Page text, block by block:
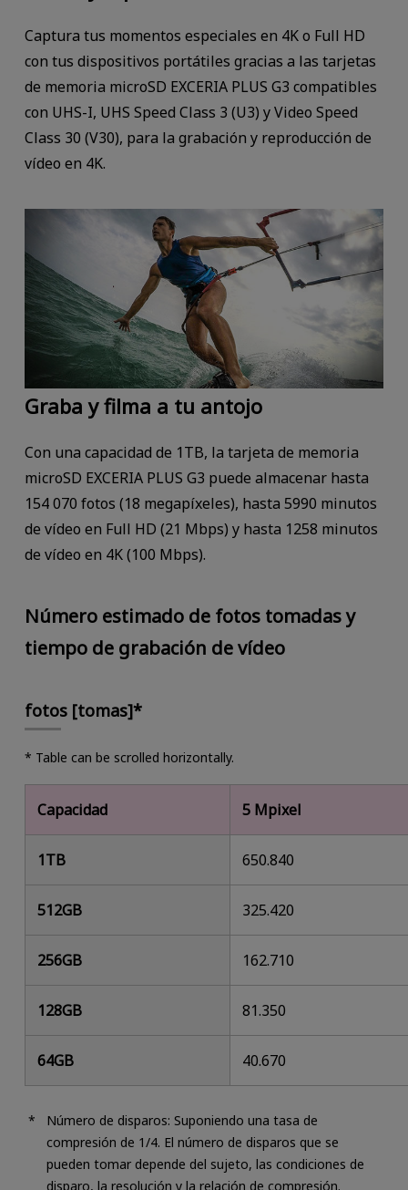
Captura tus momentos especiales en 4K o Full HD
con tus dispositivos portátiles gracias a las tarjetas
de memoria microSD EXCERIA PLUS G3 compatibles
con UHS-I, UHS Speed Class 3 (U3) y Video Speed
Class 30 (V30), para la grabación y reproducción de
vídeo en 4K.
Graba y filma a tu antojo
Con una capacidad de 1TB, la tarjeta de memoria
microSD EXCERIA PLUS G3 puede almacenar hasta
154 070 fotos (18 megapíxeles), hasta 5990 minutos
de vídeo en Full HD (21 Mbps) y hasta 1258 minutos
de vídeo en 4K (100 Mbps).
Número estimado de fotos tomadas y
tiempo de grabación de vídeo
fotos [tomas]*
* Table can be scrolled horizontally.
Capacidad 5 Mpixel
1TB 650.840
512GB 325.420
256GB 162.710
128GB 81.350
64GB 40.670
Número de disparos: Suponiendo una tasa de
compresión de 1/4. El número de disparos que se
pueden tomar depende del sujeto, las condiciones de
disparo, la resolución y la relación de compresión.